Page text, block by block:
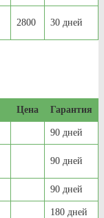
2800 30 дней
Цена Гарантия
90 дней
90 дней
90 дней
180 дней